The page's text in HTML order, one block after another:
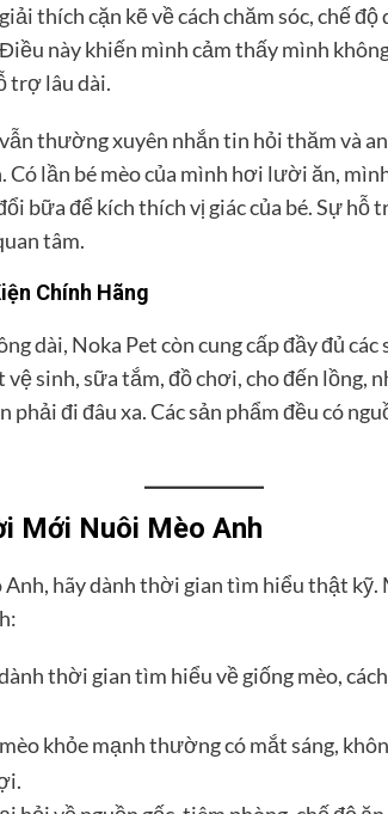
thích cặn kẽ về cách chăm sóc, chế
này khiến mình cảm thấy mình
trợ lâu dài.
thường xuyên nhắn tin hỏi thăm và
Có lần bé mèo của mình hơi lười ăn,
bữa để kích thích vị giác của bé. Sự hỗ
tâm.
Chính Hãng
dài, Noka Pet còn cung cấp đầy đủ
sinh, sữa tắm, đồ chơi, cho đến lồng,
phải đi đâu xa. Các sản phẩm đều có
Mới Nuôi Mèo Anh
Anh, hãy dành thời gian tìm hiểu thật
thời gian tìm hiểu về giống mèo,
khỏe mạnh thường có mắt sáng,